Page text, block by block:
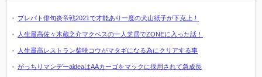
プレバト俳句炎帝戦2021で才能あり一度の犬山紙子が下克上！
人生最高佐々木蔵之介マクベスの一人芝居でZONEに入った話！
人生最高レストラン柴咲コウがマタギになる為にクリアする事
がっちりマンデーaideaはAAカーゴをマックに採用されて急成長